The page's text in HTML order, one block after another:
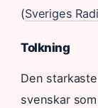
(Sveriges
Tolkning
Den
svenskar